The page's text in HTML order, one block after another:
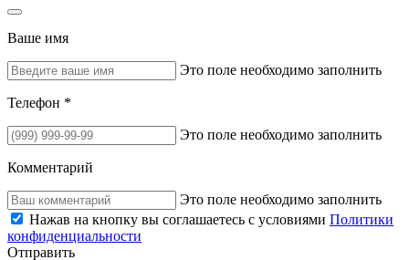
Ваше имя
Это поле необходимо заполнить
Телефон *
Это поле необходимо заполнить
Комментарий
Это поле необходимо заполнить
Нажав на кнопку вы соглашаетесь с условиями Политики
конфиденциальности
Отправить